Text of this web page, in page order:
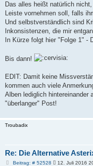
Das alles heißt natürlich
Leiste vornehmen soll, falls
Und selbstverständlich sind
Inkonsistenzen, die mir
In Kürze folgt hier "Folge 1" -
Bis dann!
EDIT: Damit keine
kommen auch viele
Alben lediglich hintereinander
"überlanger" Post!
Troubadix
Re: Die Alternative
Beitrag: # 52528B
12. Juli 2016